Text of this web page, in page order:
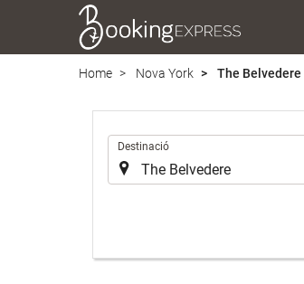
Home Nova York The Belvedere
Destinació